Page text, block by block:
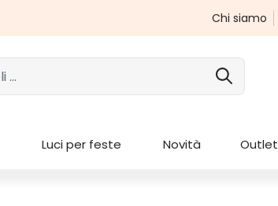
Chi siamo
Luci per feste Novità Outlet